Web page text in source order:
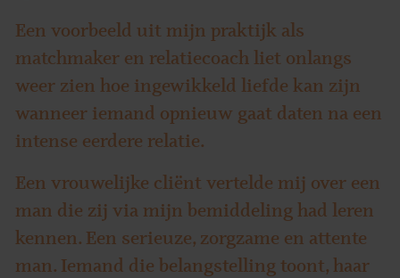
Een voorbeeld uit mijn praktijk als
matchmaker en relatiecoach liet onlangs
weer zien hoe ingewikkeld liefde kan zijn
wanneer iemand opnieuw gaat daten na een
intense eerdere relatie.
Een vrouwelijke cliënt vertelde mij over een
man die zij via mijn bemiddeling had leren
kennen. Een serieuze, zorgzame en attente
man. Iemand die belangstelling toont, haar